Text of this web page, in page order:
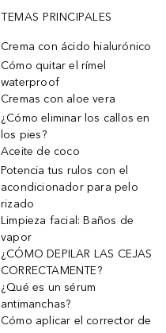
TEMAS PRINCIPALES
Crema con ácido hialurónico
Cómo quitar el rímel
waterproof
Cremas con aloe vera
¿Cómo eliminar los callos en
los pies?
Aceite de coco
Potencia tus rulos con el
acondicionador para pelo
rizado
Limpieza facial: Baños de
vapor
¿CÓMO DEPILAR LAS CEJAS
CORRECTAMENTE?
¿Qué es un sérum
antimanchas?
Cómo aplicar el corrector de